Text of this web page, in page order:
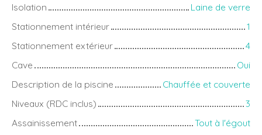
Isolation
Laine de verre
Stationnement intérieur
1
Stationnement extérieur
4
Cave
Oui
Description de la piscine
Chauffée et couverte
Niveaux (RDC inclus)
3
Assainissement
Tout à l'égout